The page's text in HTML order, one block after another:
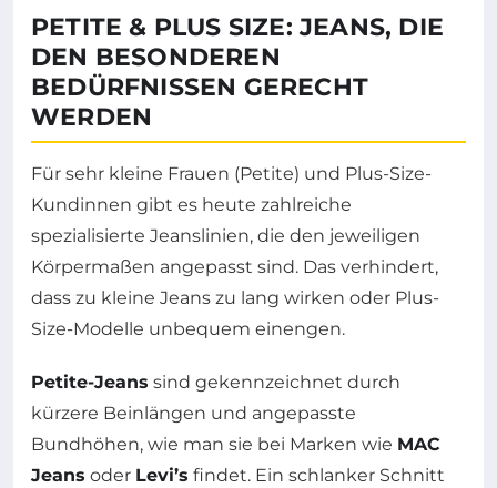
PETITE & PLUS SIZE: JEANS, DIE
DEN BESONDEREN
BEDÜRFNISSEN GERECHT
WERDEN
Für sehr kleine Frauen (Petite) und Plus-Size-
Kundinnen gibt es heute zahlreiche
spezialisierte Jeanslinien, die den jeweiligen
Körpermaßen angepasst sind. Das verhindert,
dass zu kleine Jeans zu lang wirken oder Plus-
Size-Modelle unbequem einengen.
Petite-Jeans sind gekennzeichnet durch
kürzere Beinlängen und angepasste
Bundhöhen, wie man sie bei Marken wie MAC
Jeans oder Levi’s findet. Ein schlanker Schnitt